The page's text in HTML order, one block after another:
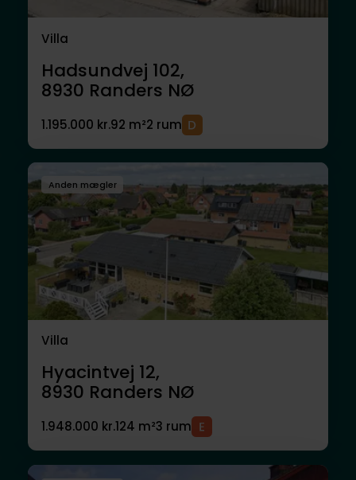
Villa
Hadsundvej 102,
8930 Randers NØ
1.195.000 kr.92 m²2 rum
Anden mægler
Villa
Hyacintvej 12,
8930 Randers NØ
1.948.000 kr.124 m²3 rum